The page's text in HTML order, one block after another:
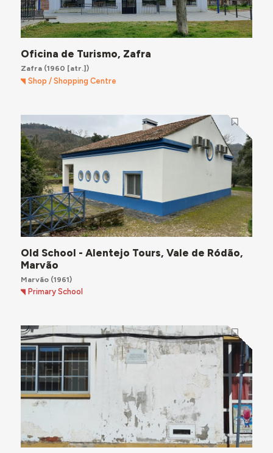
Oficina de Turismo, Zafra
Zafra(1960 [atr.])
Shop / Shopping Centre
Old School - Alentejo Tours, Vale de Ródão,
Marvão
Marvão(1961)
Primary School